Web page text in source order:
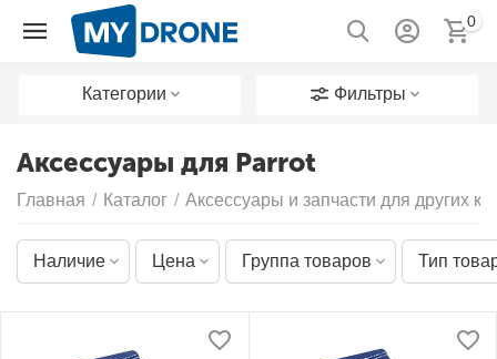
0
Категории Фильтры
Аксессуары для Parrot
Главная / Каталог / Аксессуары и запчасти для других
Наличие Цена Группа товаров Тип